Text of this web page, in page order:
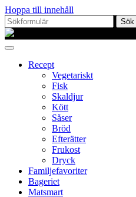
Hoppa till innehåll
Sök
efter:Proppmätt
Recept
Vegetariskt
Fisk
Skaldjur
Kött
Såser
Bröd
Efterätter
Frukost
Dryck
Familjefavoriter
Bageriet
Matsmart